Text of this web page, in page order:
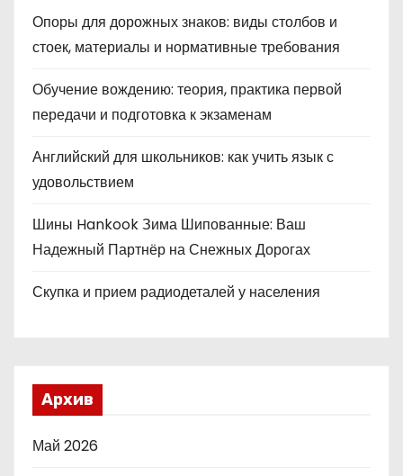
Опоры для дорожных знаков: виды столбов и
стоек, материалы и нормативные требования
Обучение вождению: теория, практика первой
передачи и подготовка к экзаменам
Английский для школьников: как учить язык с
удовольствием
Шины Hankook Зима Шипованные: Ваш
Надежный Партнёр на Снежных Дорогах
Скупка и прием радиодеталей у населения
Архив
Май 2026